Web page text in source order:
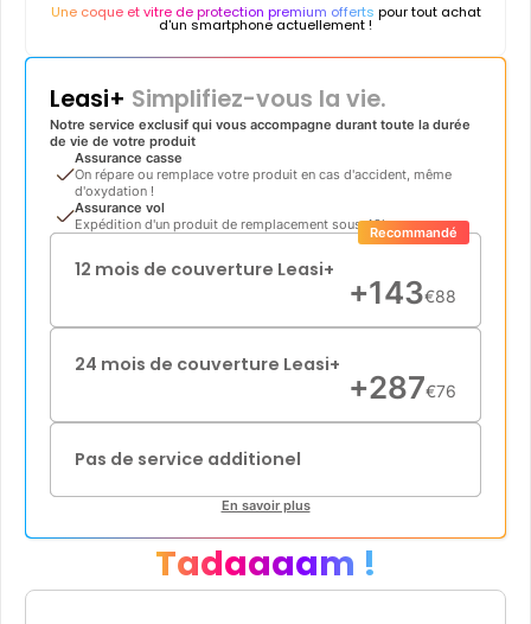
Une coque et vitre de protection premium offerts pour tout achat
d'un smartphone actuellement !
Leasi+ Simplifiez-vous la vie.
Notre service exclusif qui vous accompagne durant toute la durée
de vie de votre produit
Assurance casse
On répare ou remplace votre produit en cas d'accident, même
d'oxydation !
Assurance vol
Expédition d'un produit de remplacement sous 48h
12 mois de couverture Leasi+
+143€88
Recommandé
24 mois de couverture Leasi+
+287€76
Pas de service additionel
En savoir plus
Tadaaaam !